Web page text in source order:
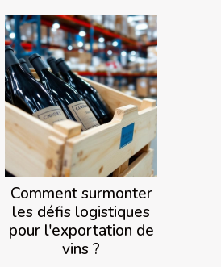
Comment surmonter
les défis logistiques
pour l'exportation de
vins ?